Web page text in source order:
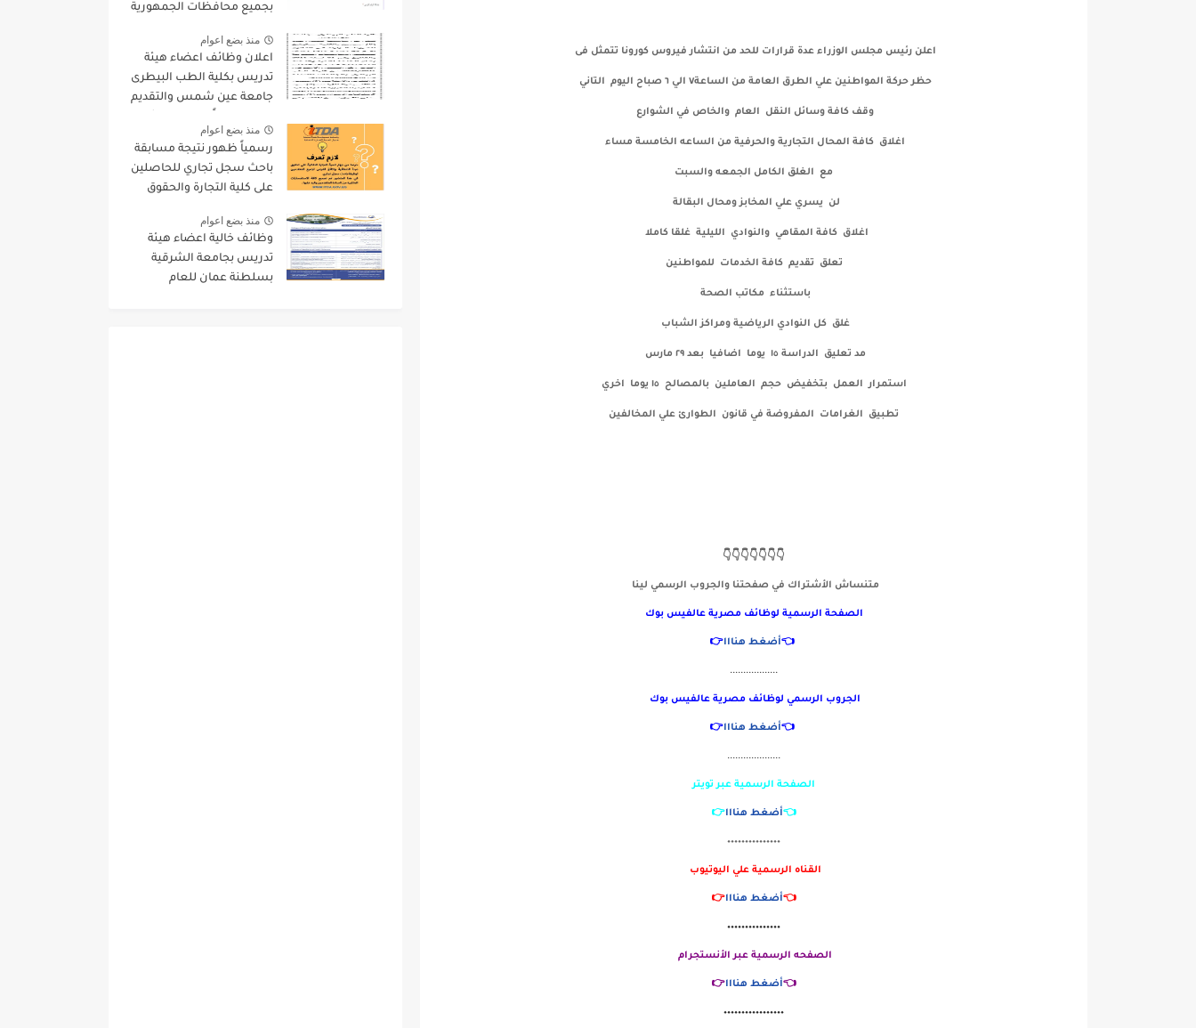
اعلن رئيس مجلس الوزراء عدة قرارات للحد من انتشار فيروس كورونا تتمثل فى
حظر حركة المواطنين علي الطرق العامة من الساعة٧ الي ٦ صباح اليوم التاني
وقف كافة وسائل النقل العام والخاص في الشوارع
اغلاق كافة المحال التجارية والحرفية من الساعه الخامسة مساء
مع الغلق الكامل الجمعه والسبت
لن يسري علي المخابز ومحال البقالة
اغلاق كافة المقاهي والنوادي الليلية غلقا كاملا
تعلق تقديم كافة الخدمات للمواطنين
باستثناء مكاتب الصحة
غلق كل النوادي الرياضية ومراكز الشباب
مد تعليق الدراسة ١٥ يوما اضافيا بعد ٢٩ مارس
استمرار العمل بتخفيض حجم العاملين بالمصالح ١٥ يوما اخري
تطبيق الغرامات المفروضة في قانون الطوارئ علي المخالفين
👇👇👇👇👇👇👇
متنساش الأشتراك في صفحتنا والجروب الرسمي لينا
الصفحة الرسمية لوظائف مصرية عالفيس بوك
👈أضغط هنااا👉
..................
الجروب الرسمي لوظائف مصرية عالفيس بوك
👈أضغط هنااا👉
....................
الصفحة الرسمية عبر تويتر
👈أضغط هنااا👉
٠٠٠٠٠٠٠٠٠٠٠٠٠٠٠
القناه الرسمية علي اليوتيوب
👈أضغط هنااا👉
٠٠٠٠٠٠٠٠٠٠٠٠٠٠٠
الصفحه الرسمية عبر الأنستجرام
👈أضغط هنااا👉
٠٠٠٠٠٠٠٠٠٠٠٠٠٠٠٠٠
بجميع محافظات الجمهورية
منذ بضع اعوام
اعلان وظائف اعضاء هيئة
تدريس بكلية الطب البيطرى
جامعة عين شمس والتقديم
الاعلان
منذ بضع اعوام
رسمياً ظهور نتيجة مسابقة
باحث سجل تجاري للحاصلين
على كلية التجارة والحقوق
الهامة بخصوص المسابقة
منذ بضع اعوام
وظائف خالية اعضاء هيئة
تدريس بجامعة الشرقية
بسلطنة عمان للعام